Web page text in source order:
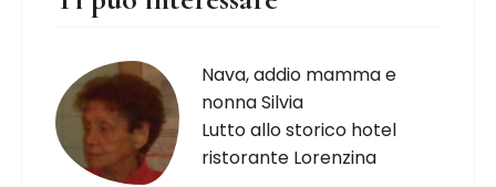
Nava, addio mamma e
nonna Silvia
Lutto allo storico hotel
ristorante Lorenzina